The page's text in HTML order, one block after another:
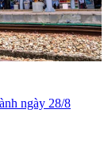
ngày 28/8